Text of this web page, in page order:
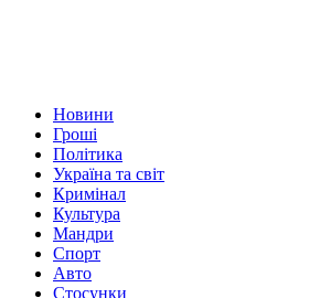
Новини
Гроші
Політика
Україна та світ
Кримінал
Культура
Мандри
Спорт
Авто
Стосунки